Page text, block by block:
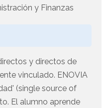
y Finanzas
y directos de
vinculado. ENOVIA
(single source of
El alumno aprende